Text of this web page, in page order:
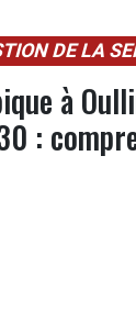
DE LA
à
: